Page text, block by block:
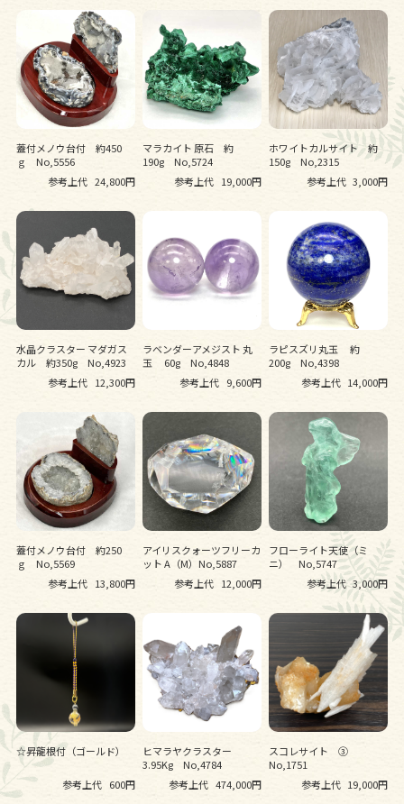
蓋付メノウ台付 約450
ｇ No,5556
参考上代 24,800円
マラカイト 原石 約
190g No,5724
参考上代 19,000円
ホワイトカルサイト 約
150g No,2315
参考上代 3,000円
水晶クラスター マダガス
カル 約350g No,4923
参考上代 12,300円
ラベンダーアメジスト 丸
玉 60g No,4848
参考上代 9,600円
ラピスズリ丸玉 約
200g No,4398
参考上代 14,000円
蓋付メノウ台付 約250
ｇ No,5569
参考上代 13,800円
アイリスクォーツフリーカ
ット A（M）No,5887
参考上代 12,000円
フローライト天使（ミ
ニ） No,5747
参考上代 3,000円
☆昇龍根付（ゴールド）
参考上代 600円
ヒマラヤクラスター
3.95Kg No,4784
参考上代 474,000円
スコレサイト ➂
No,1751
参考上代 19,000円